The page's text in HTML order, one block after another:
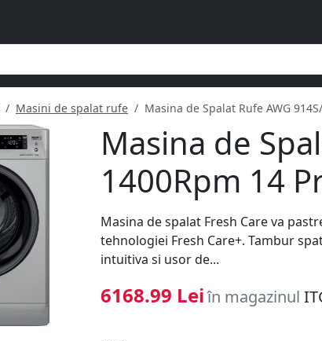
Masini de spalat rufe Masina de Spalat Rufe AWG
Masina de
1400Rpm 14
Masina de spalat Fresh Care va
tehnologiei Fresh Care+. Tambur
intuitiva si usor de...
6168.99 Leiîn magazinul